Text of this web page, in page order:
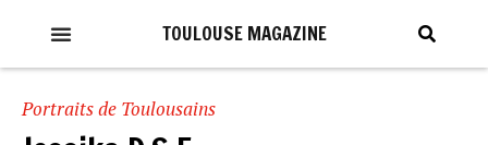
TOULOUSE MAGAZINE
Portraits de Toulousains